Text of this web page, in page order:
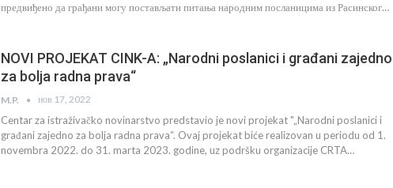
предвиђено да грађани могу постављати питања народним посланицима из Расинског…
NOVI PROJEKAT CINK-A: „Narodni poslanici i građani zajedno
za bolja radna prava“
M.P. нов 17, 2022
Centar za istraživačko novinarstvo predstavio je novi projekat "„Narodni poslanici i
građani zajedno za bolja radna prava“. Ovaj projekat biće realizovan u periodu od 1.
novembra 2022. do 31. marta 2023. godine, uz podršku organizacije CRTA…